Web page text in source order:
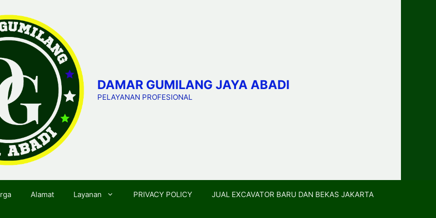
DAMAR GUMILANG JAYA ABADI
PELAYANAN PROFESIONAL
Alamat Layanan PRIVACY POLICY JUAL EXCAVATOR BARU DAN BEKAS JAKARTA